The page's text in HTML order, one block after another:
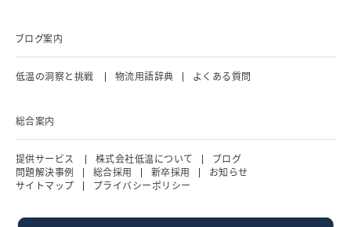
ブログ案内
低温の洞察と挑戦 物流用語辞典 よくある質問
総合案内
提供サービス 株式会社低温について
ブログ
問題解決事例
総合採用 新卒採用
お知らせ
サイトマップ
プライバシーポリシー